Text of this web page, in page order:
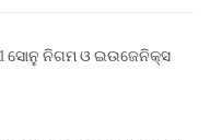
ସୋନୁ ନିଗମ ଓ ଇଉଜେନିକ୍ସ